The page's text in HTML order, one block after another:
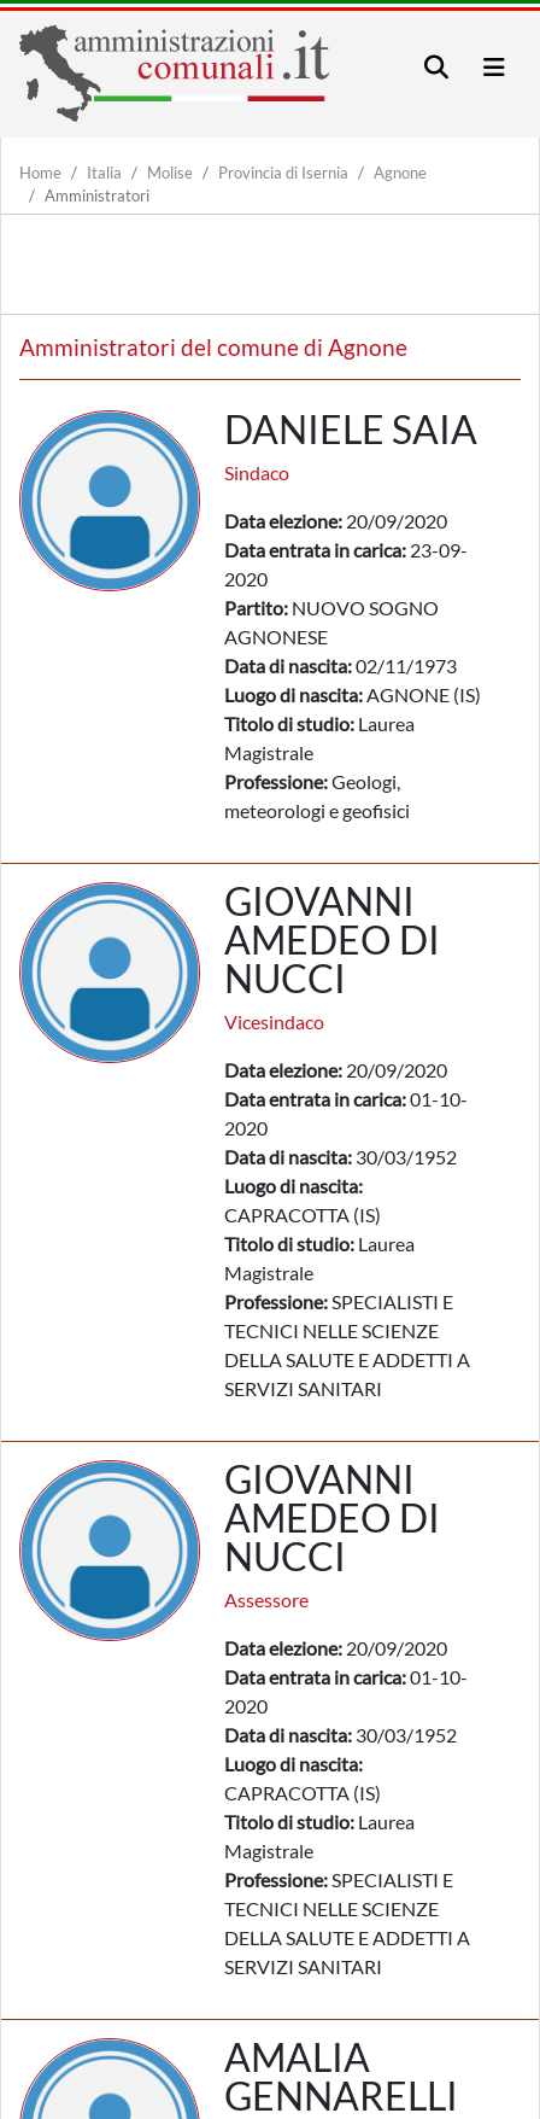
Home Italia Molise Provincia di Isernia
Agnone
Amministratori
Amministratori del comune di Agnone
DANIELE SAIA
Sindaco
Data elezione: 20/09/2020
Data entrata in carica: 23-09-
2020
Partito: NUOVO SOGNO
AGNONESE
Data di nascita:02/11/1973
Luogo di nascita:AGNONE (IS)
Titolo di studio: Laurea
Magistrale
Professione:Geologi,
meteorologi e geofisici
GIOVANNI
AMEDEO DI
NUCCI
Vicesindaco
Data elezione: 20/09/2020
Data entrata in carica:01-10-
2020
Data di nascita: 30/03/1952
Luogo di nascita:
CAPRACOTTA (IS)
Titolo di studio: Laurea
Magistrale
Professione:SPECIALISTI E
TECNICI NELLE SCIENZE
DELLA SALUTE E ADDETTI A
SERVIZI SANITARI
GIOVANNI
AMEDEO DI
NUCCI
Assessore
Data elezione: 20/09/2020
Data entrata in carica:01-10-
2020
Data di nascita: 30/03/1952
Luogo di nascita:
CAPRACOTTA (IS)
Titolo di studio: Laurea
Magistrale
Professione:SPECIALISTI E
TECNICI NELLE SCIENZE
DELLA SALUTE E ADDETTI A
SERVIZI SANITARI
AMALIA
GENNARELLI